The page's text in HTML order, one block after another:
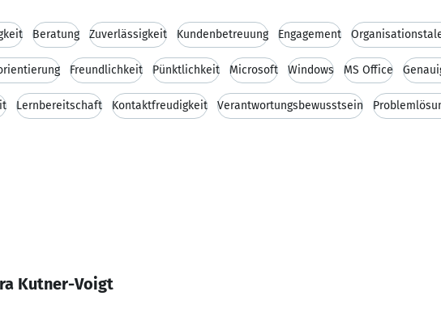
Beratung Zuverlässigkeit Kundenbetreuung Engagement
Freundlichkeit Pünktlichkeit Microsoft Windows MS Office
Lernbereitschaft Kontaktfreudigkeit Verantwortungsbewusstsein
Kutner-Voigt